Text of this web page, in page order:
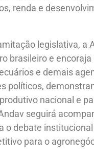
renda e
legislativa, a
brasileiro e
e demais
políticos,
nacional e
seguirá
o debate
para o